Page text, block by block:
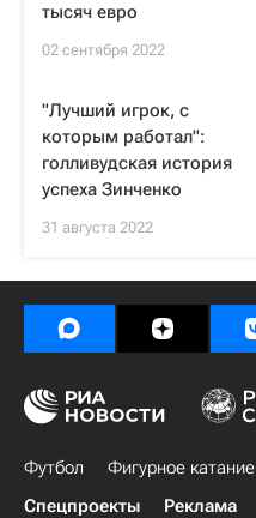
тысяч евро
02 сентября 2022
"Лучший игрок, с
которым работал":
голливудская история
успеха Зинченко
31 августа 2022
Футбол Фигурное катание
Спецпроекты
Реклама